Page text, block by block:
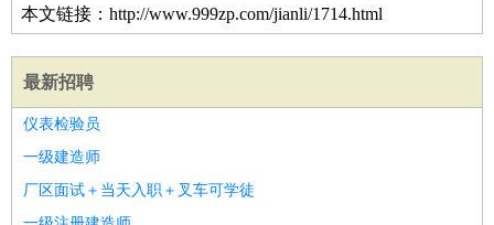
本文链接：http://www.999zp.com/jianli/1714.html
最新招聘
仪表检验员
一级建造师
厂区面试＋当天入职＋叉车可学徒